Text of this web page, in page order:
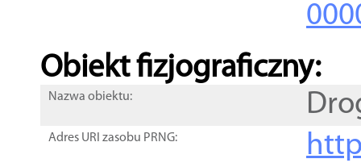
Obiekt fizjograficzny:
Nazwa obiektu:
Adres URI zasobu PRNG: